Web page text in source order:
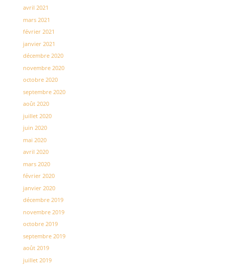
avril 2021
mars 2021
février 2021
janvier 2021
décembre 2020
novembre 2020
octobre 2020
septembre 2020
août 2020
juillet 2020
juin 2020
mai 2020
avril 2020
mars 2020
février 2020
janvier 2020
décembre 2019
novembre 2019
octobre 2019
septembre 2019
août 2019
juillet 2019